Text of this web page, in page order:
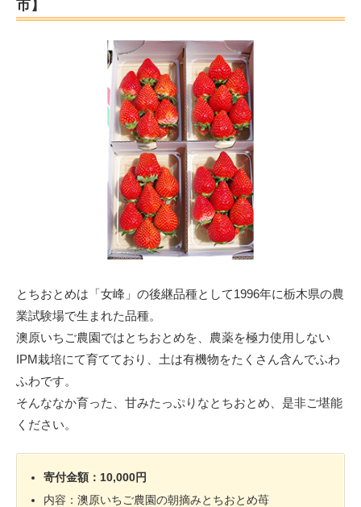
市】
とちおとめは「女峰」の後継品種として1996年に栃木県の農
業試験場で生まれた品種。
澳原いちご農園ではとちおとめを、農薬を極力使用しない
IPM栽培にて育てており、土は有機物をたくさん含んでふわ
ふわです。
そんななか育った、甘みたっぷりなとちおとめ、是非ご堪能
ください。
寄付金額：10,000円
内容：澳原いちご農園の朝摘みとちおとめ苺